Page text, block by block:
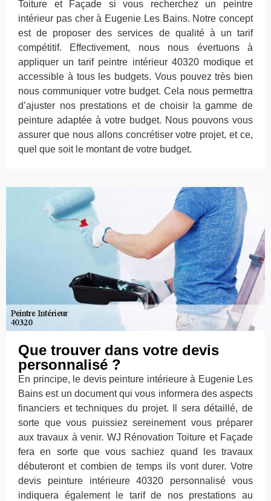
Toiture et Façade si vous recherchez un peintre
intérieur pas cher à Eugenie Les Bains. Notre concept
est de proposer des services de qualité à un tarif
compétitif. Effectivement, nous nous évertuons à
appliquer un tarif peintre intérieur 40320 modique et
accessible à tous les budgets. Vous pouvez très bien
nous communiquer votre budget. Cela nous permettra
d’ajuster nos prestations et de choisir la gamme de
peinture adaptée à votre budget. Nous pouvons vous
assurer que nous allons concrétiser votre projet, et ce,
quel que soit le montant de votre budget.
Que trouver dans votre devis
personnalisé ?
En principe, le devis peinture intérieure à Eugenie Les
Bains est un document qui vous informera des aspects
financiers et techniques du projet. Il sera détaillé, de
sorte que vous puissiez sereinement vous préparer
aux travaux à venir. WJ Rénovation Toiture et Façade
fera en sorte que vous sachiez quand les travaux
débuteront et combien de temps ils vont durer. Votre
devis peinture intérieure 40320 personnalisé vous
indiquera également le tarif de nos prestations au